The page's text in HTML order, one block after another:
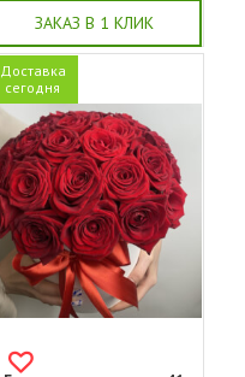
ЗАКАЗ В 1 КЛИК
Доставка
сегодня